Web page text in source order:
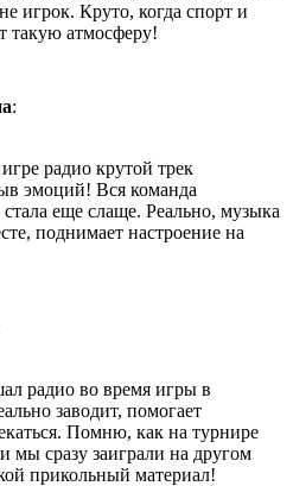
игрок. Круто, когда спорт и
такую атмосферу!
:
радио крутой трек
эмоций! Вся команда
еще слаще. Реально, музыка
поднимает настроение на
радио во время игры в
заводит, помогает
Помню, как на турнире
мы сразу заиграли на другом
прикольный материал!